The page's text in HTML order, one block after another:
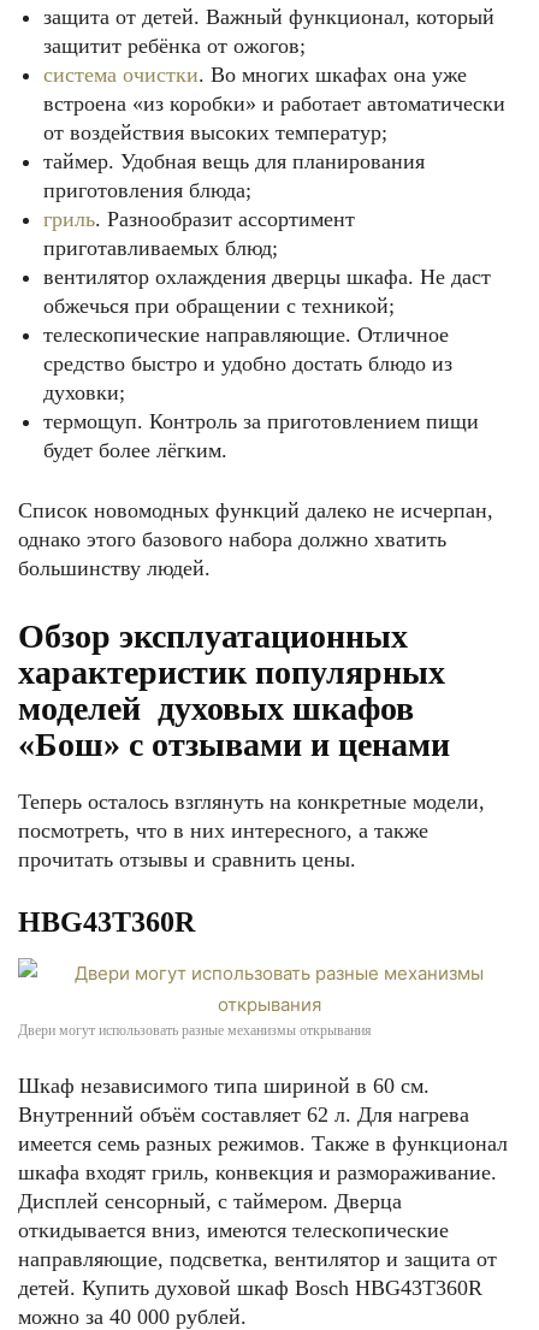
защита от детей. Важный функционал, который
защитит ребёнка от ожогов;
система очистки. Во многих шкафах она уже
встроена «из коробки» и работает автоматически
от воздействия высоких температур;
таймер. Удобная вещь для планирования
приготовления блюда;
гриль. Разнообразит ассортимент
приготавливаемых блюд;
вентилятор охлаждения дверцы шкафа. Не даст
обжечься при обращении с техникой;
телескопические направляющие. Отличное
средство быстро и удобно достать блюдо из
духовки;
термощуп. Контроль за приготовлением пищи
будет более лёгким.
Список новомодных функций далеко не исчерпан,
однако этого базового набора должно хватить
большинству людей.
Обзор эксплуатационных
характеристик популярных
моделей духовых шкафов
«Бош» с отзывами и ценами
Теперь осталось взглянуть на конкретные модели,
посмотреть, что в них интересного, а также
прочитать отзывы и сравнить цены.
HBG43T360R
Двери могут использовать разные механизмы открывания
Шкаф независимого типа шириной в 60 см.
Внутренний объём составляет 62 л. Для нагрева
имеется семь разных режимов. Также в функционал
шкафа входят гриль, конвекция и размораживание.
Дисплей сенсорный, с таймером. Дверца
откидывается вниз, имеются телескопические
направляющие, подсветка, вентилятор и защита от
детей. Купить духовой шкаф Bosch HBG43T360R
можно за 40 000 рублей.